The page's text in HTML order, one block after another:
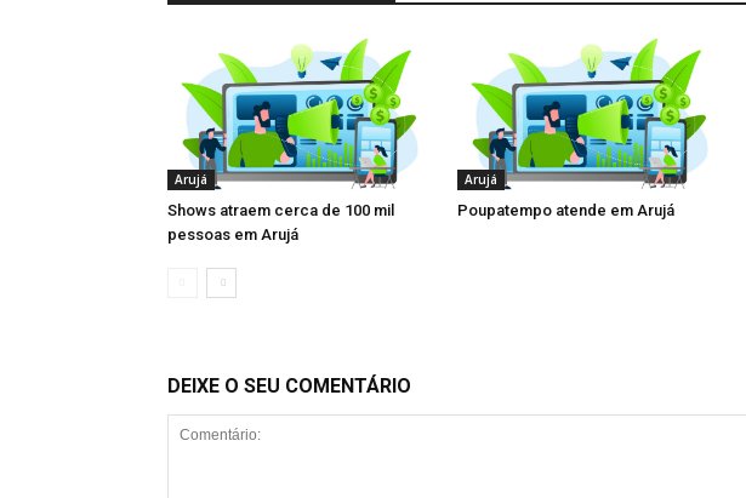
Arujá
Shows atraem cerca de 100 mil
pessoas em Arujá
Arujá
Poupatempo atende em Arujá
DEIXE O SEU COMENTÁRIO